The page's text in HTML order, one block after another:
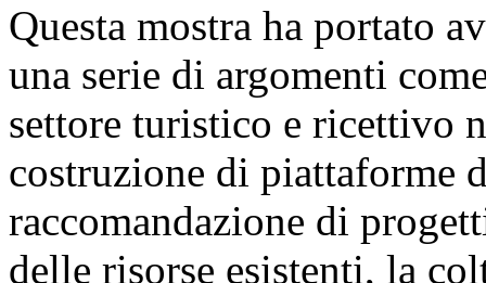
Questa mostra ha portato
una serie di argomenti
settore turistico e ricettivo
costruzione di piattaforme
raccomandazione di
delle risorse esistenti, la